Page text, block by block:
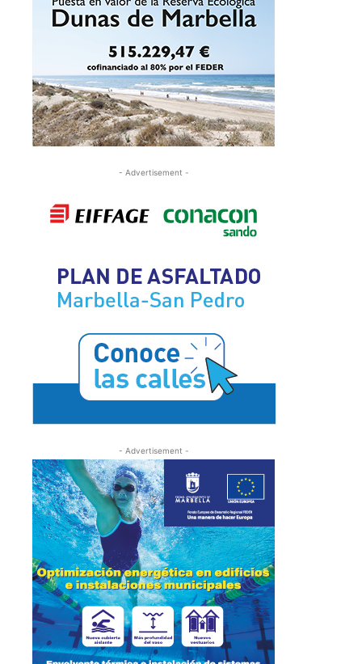
- Advertisement -
- Advertisement -